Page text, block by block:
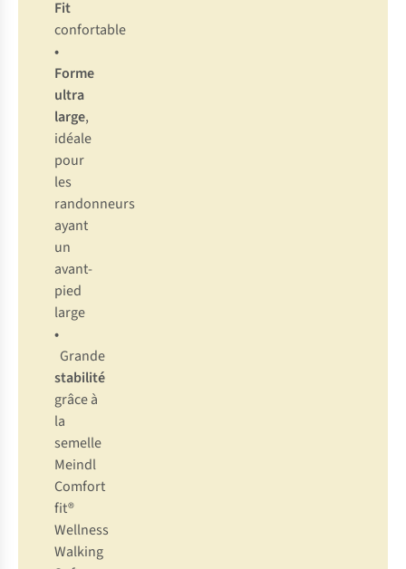
Fit
confortable
•
Forme
ultra
large,
idéale
pour
les
randonneurs
ayant
un
avant-
pied
large
•
Grande
stabilité
grâce à
la
semelle
Meindl
Comfort
fit®
Wellness
Walking